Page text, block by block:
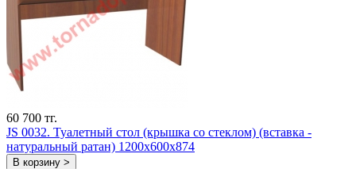
60 700 тг.
JS 0032. Туалетный стол (крышка со стеклом) (вставка -
натуральный ратан) 1200х600х874
В корзину >